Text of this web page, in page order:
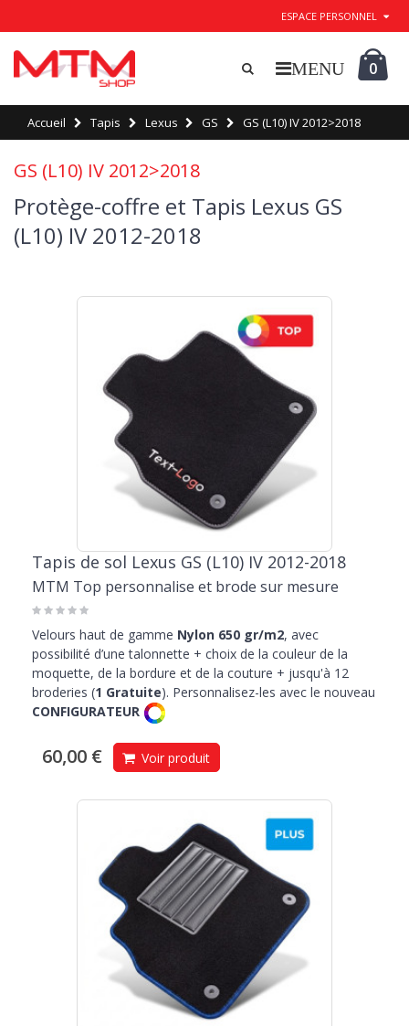
ESPACE PERSONNEL
0
Accueil Tapis Lexus GS GS (L10) IV 2012>2018
GS (L10) IV 2012>2018
Protège-coffre et Tapis Lexus GS
(L10) IV 2012-2018
Tapis de sol Lexus GS (L10) IV 2012-2018
MTM Top personnalise et brode sur mesure
Velours haut de gamme Nylon 650 gr/m2, avec
possibilité d’une talonnette + choix de la couleur de la
moquette, de la bordure et de la couture + jusqu'à 12
broderies (1 Gratuite). Personnalisez-les avec le nouveau
CONFIGURATEUR
60,00 € Voir produit